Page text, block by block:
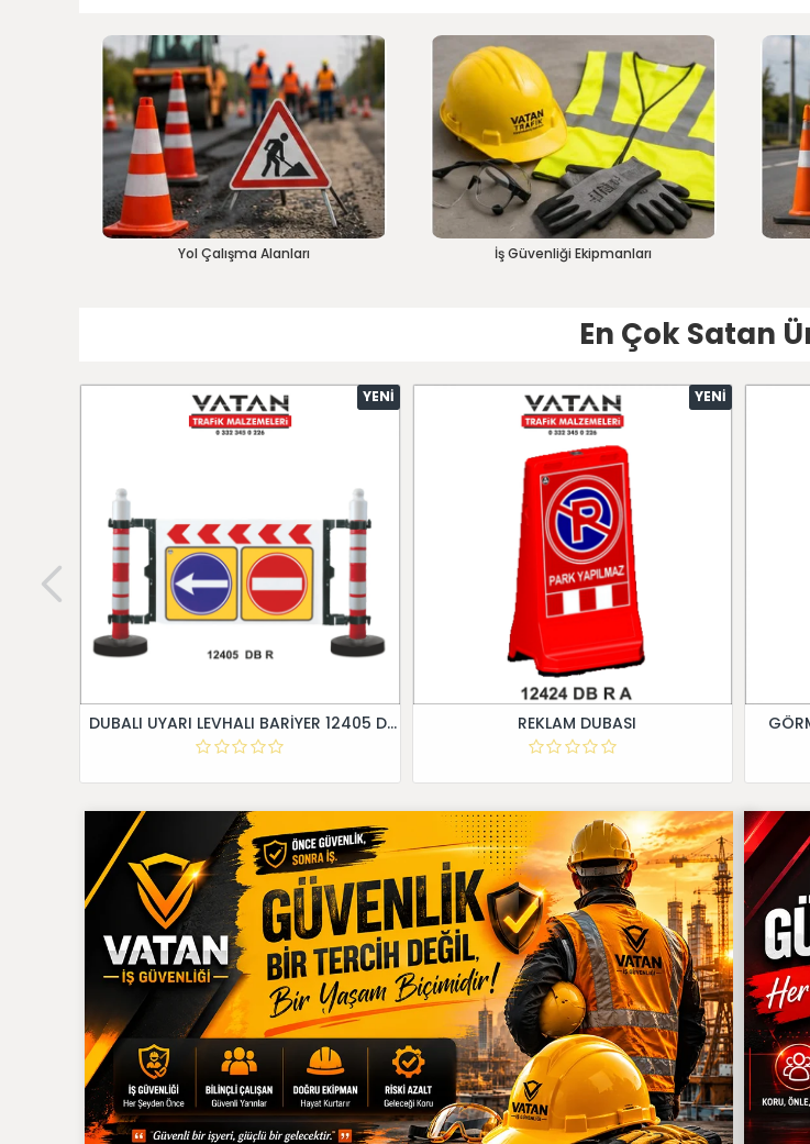
Yol Çalışma Alanları İş Güvenliği Ekipmanları
En Çok Satan
YENI
DUBALI UYARI LEVHALI BARİYER 12405 DB R
YENI
REKLAM DUBASI